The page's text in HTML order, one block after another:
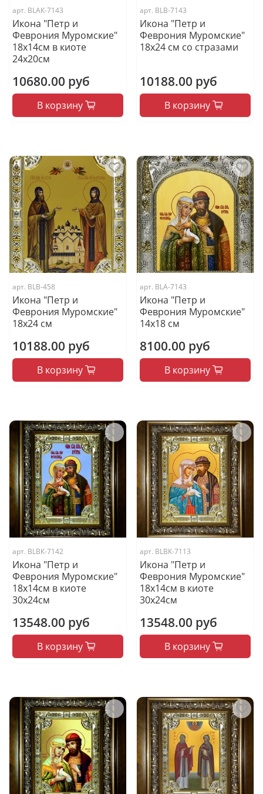
арт. BLАК-7143
Икона "Петр и
Феврония Муромские"
18х14см в киоте
24х20см
10680.00 руб
В корзину
арт. BLВ-7143
Икона "Петр и
Феврония Муромские"
18x24 см со стразами
10188.00 руб
В корзину
арт. BLВ-458
Икона "Петр и
Феврония Муромские"
18x24 см
10188.00 руб
В корзину
арт. BLА-7143
Икона "Петр и
Феврония Муромские"
14x18 см
8100.00 руб
В корзину
арт. BLВК-7142
Икона "Петр и
Феврония Муромские"
18х14см в киоте
30х24см
13548.00 руб
В корзину
арт. BLВК-7113
Икона "Петр и
Феврония Муромские"
18х14см в киоте
30х24см
13548.00 руб
В корзину